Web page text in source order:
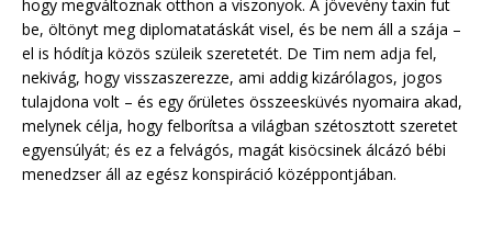
hogy megváltoznak otthon a viszonyok. A jövevény taxin fut
be, öltönyt meg diplomatatáskát visel, és be nem áll a szája –
el is hódítja közös szüleik szeretetét. De Tim nem adja fel,
nekivág, hogy visszaszerezze, ami addig kizárólagos, jogos
tulajdona volt – és egy őrületes összeesküvés nyomaira akad,
melynek célja, hogy felborítsa a világban szétosztott szeretet
egyensúlyát; és ez a felvágós, magát kisöcsinek álcázó bébi
menedzser áll az egész konspiráció középpontjában.